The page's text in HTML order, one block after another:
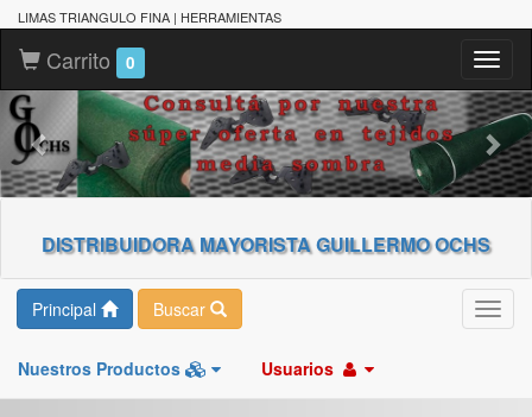
LIMAS TRIANGULO FINA | HERRAMIENTAS
Carrito 0
DISTRIBUIDORA MAYORISTA GUILLERMO OCHS
Principal Buscar
Nuestros Productos Usuarios